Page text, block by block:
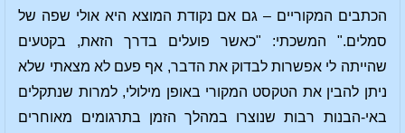
הכתבים המקוריים – גם אם נקודת המוצא היא אולי שפה של
סמלים." המשכתי: "כאשר פועלים בדרך הזאת, בקטעים
שהייתה לי אפשרות לבדוק את הדבר, אף פעם לא מצאתי שלא
ניתן להבין את הטקסט המקורי באופן מילולי, למרות שנתקלים
באי-הבנות רבות שנוצרו במהלך הזמן בתרגומים מאוחרים